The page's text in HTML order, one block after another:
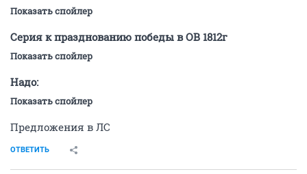
Показать спойлер
Серия к празднованию победы в ОВ 1812г
Показать спойлер
Надо:
Показать спойлер
Предложения в ЛС
ОТВЕТИТЬ